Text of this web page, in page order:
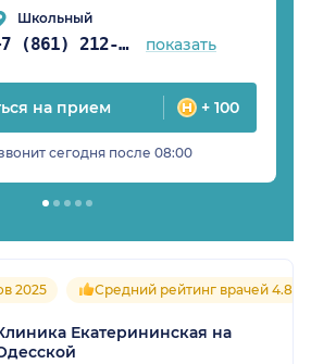
Школьный
+7 (861) 212-31-28 показать
на прием + 100
сегодня после 08:00
2025 Средний рейтинг врачей 4.8
Екатерининская на